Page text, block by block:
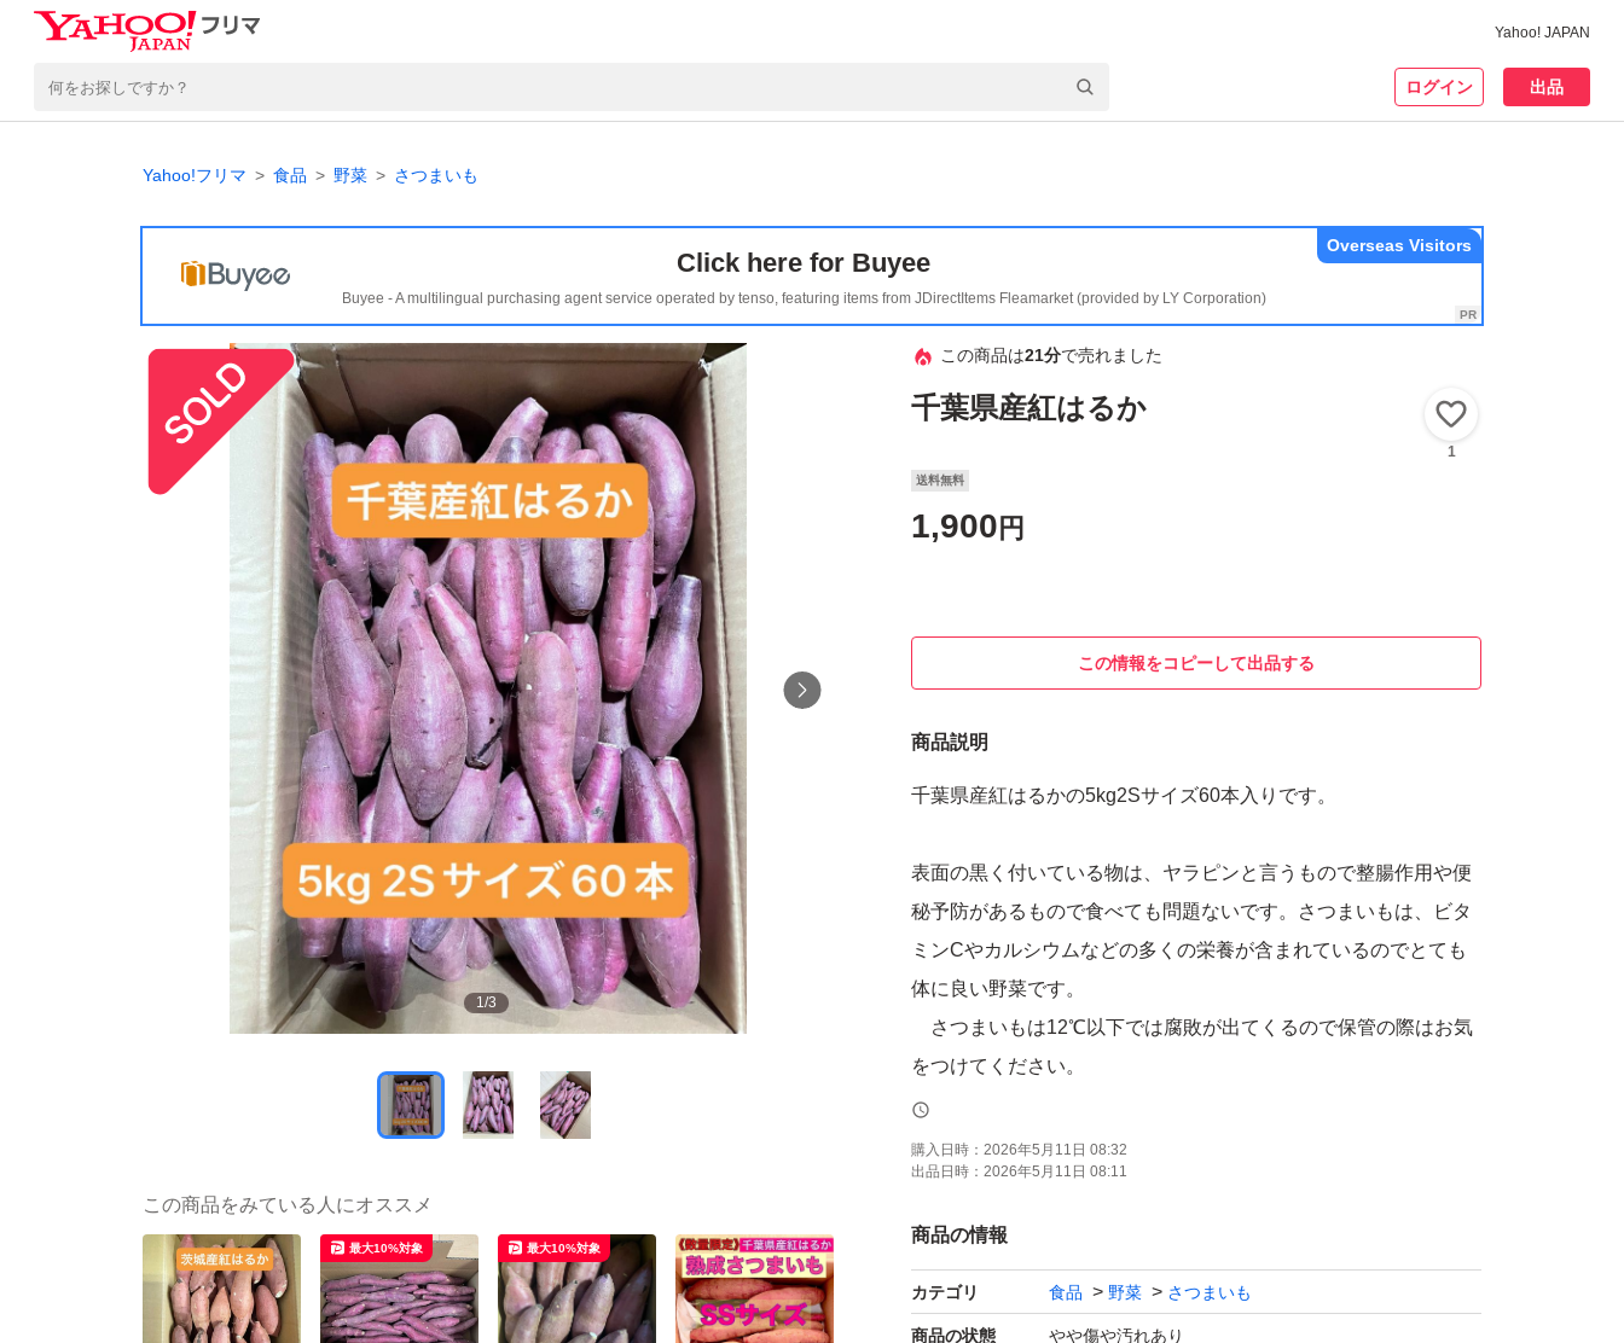
Yahoo! JAPAN
ログイン 出品
Yahoo!フリマ 食品 野菜 さつまいも
Click here for Buyee
Buyee - A multilingual purchasing agent service operated by tenso, featuring items from JDirectItems Fleamarket (provided by LY Corporation)
Overseas Visitors
1/3
この商品は21分で売れました
千葉県産紅はるか
1
送料無料
1,900 円
この情報をコピーして出品する
商品説明
千葉県産紅はるかの5kg2Sサイズ60本入りです。
表面の黒く付いている物は、ヤラピンと言うもので整腸作用や便
秘予防があるもので食べても問題ないです。さつまいもは、ビタ
ミンCやカルシウムなどの多くの栄養が含まれているのでとても
体に良い野菜です。
さつまいもは12℃以下では腐敗が出てくるので保管の際はお気
をつけてください。
※カテゴリー変更のご要望はできませんのでご了承下さい。
購入日時： 2026年5月11日 08:32
出品日時： 2026年5月11日 08:11
商品の情報
カテゴリ 食品 野菜 さつまいも
商品の状態 やや傷や汚れあり
この商品をみている人にオススメ
最大10%対象 最大10%対象